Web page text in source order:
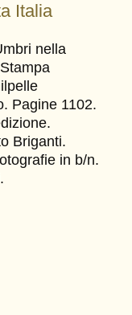
Italia
nella
Pagine 1102.
Briganti.
in b/n.